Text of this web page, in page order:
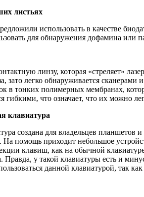
листьях
использовать в качестве
для обнаружения дофамина или
линзу, которая «стреляет»
зато легко обнаруживается
в тонких полимерных мембранах,
гибкими, что означает, что их можно
клавиатура
создана для владельцев
помощь приходит небольшое
клавиш, как на обычной
Правда, у такой клавиатуры есть и
данной клавиатурой, так